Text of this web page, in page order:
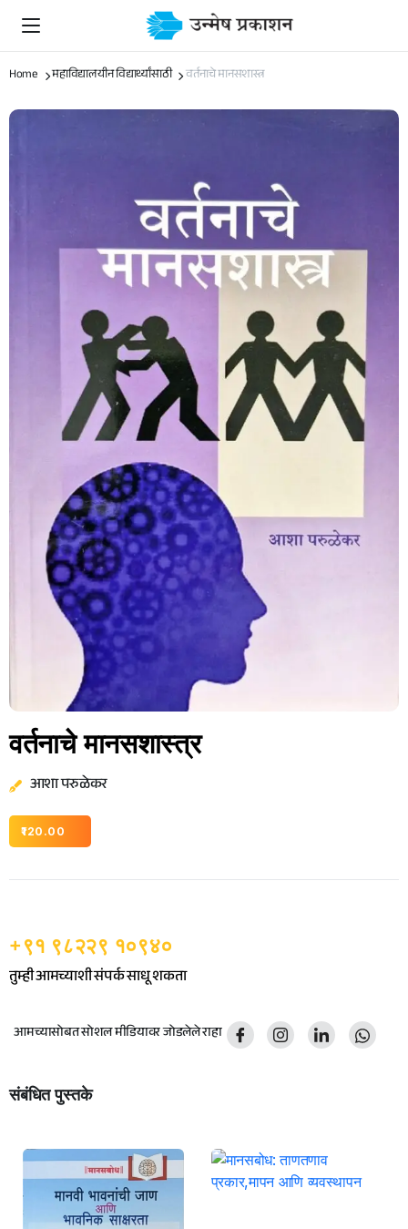
Home महाविद्यालयीन विद्यार्थ्यांसाठी वर्तनाचे मानसशास्त्र
वर्तनाचे मानसशास्त्र
आशा परुळेकर
120.00
+९१ ९८२२९ १०९४०
तुम्ही आमच्याशी संपर्क साधू शकता
आमच्यासोबत सोशल मीडियावर जोडलेले राहा
संबंधित पुस्तके